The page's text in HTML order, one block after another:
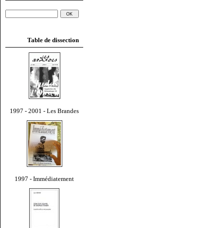
Table de dissection
1997 - 2001 - Les Brandes
1997 - Immédiatement